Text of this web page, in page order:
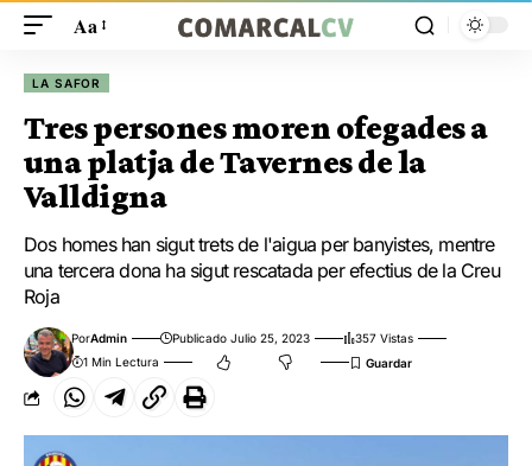
Aa
LA SAFOR
Tres persones moren ofegades a
una platja de Tavernes de la
Valldigna
Dos homes han sigut trets de l'aigua per banyistes, mentre
una tercera dona ha sigut rescatada per efectius de la Creu
Roja
PorAdmin Publicado Julio 25, 2023
357 Vistas
1 Min Lectura